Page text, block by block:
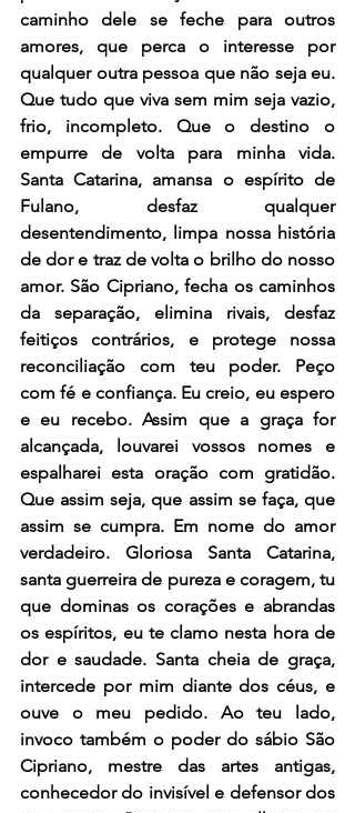
caminho dele se feche para outros
amores, que perca o interesse por
qualquer outra pessoa que não seja eu.
Que tudo que viva sem mim seja vazio,
frio, incompleto. Que o destino o
empurre de volta para minha vida.
Santa Catarina, amansa o espírito de
Fulano, desfaz qualquer
desentendimento, limpa nossa história
de dor e traz de volta o brilho do nosso
amor. São Cipriano, fecha os caminhos
da separação, elimina rivais, desfaz
feitiços contrários, e protege nossa
reconciliação com teu poder. Peço
com fé e confiança. Eu creio, eu espero
e eu recebo. Assim que a graça for
alcançada, louvarei vossos nomes e
espalharei esta oração com gratidão.
Que assim seja, que assim se faça, que
assim se cumpra. Em nome do amor
verdadeiro. Gloriosa Santa Catarina,
santa guerreira de pureza e coragem, tu
que dominas os corações e abrandas
os espíritos, eu te clamo nesta hora de
dor e saudade. Santa cheia de graça,
intercede por mim diante dos céus, e
ouve o meu pedido. Ao teu lado,
invoco também o poder do sábio São
Cipriano, mestre das artes antigas,
conhecedor do invisível e defensor dos